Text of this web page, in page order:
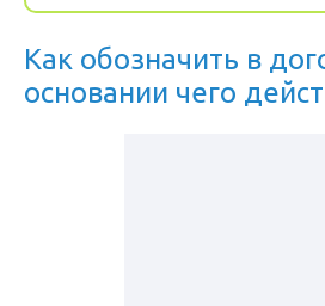
Как обозначить в
основании чего